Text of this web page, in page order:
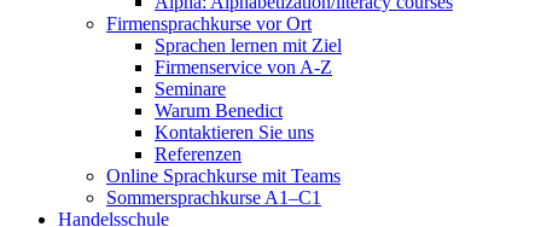
Firmensprachkurse vor Ort
Sprachen lernen mit Ziel
Firmenservice von A-Z
Seminare
Warum Benedict
Kontaktieren Sie uns
Referenzen
Online Sprachkurse mit Teams
Sommersprachkurse A1–C1
Handelsschule